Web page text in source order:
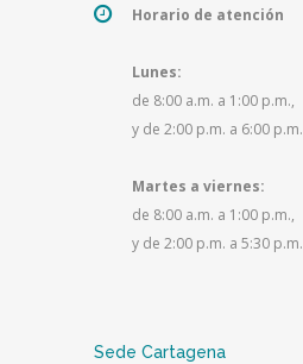
Horario de atención
Lunes:
de 8:00 a.m. a 1:00 p.m.,
y de 2:00 p.m. a 6:00 p.m.
Martes a viernes:
de 8:00 a.m. a 1:00 p.m.,
y de 2:00 p.m. a 5:30 p.m.
Sede Cartagena